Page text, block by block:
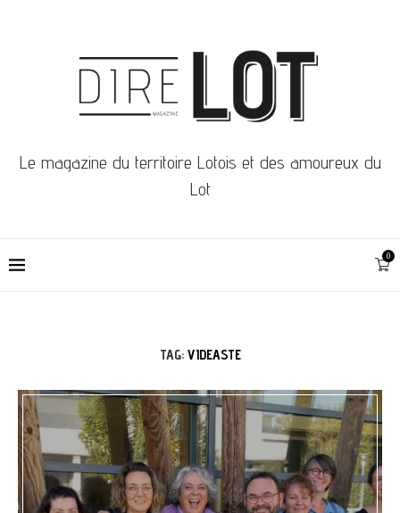
Le magazine du territoire Lotois et des amoureux du
Lot
0
TAG: VIDEASTE